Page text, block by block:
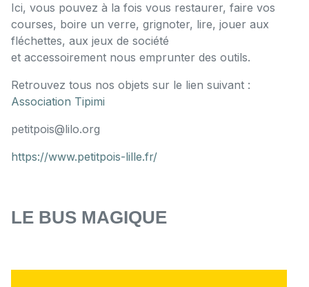
Ici, vous pouvez à la fois vous restaurer, faire vos
courses, boire un verre, grignoter, lire, jouer aux
fléchettes, aux jeux de société
et accessoirement nous emprunter des outils.
Retrouvez tous nos objets sur le lien suivant :
Association Tipimi
petitpois@lilo.org
https://www.petitpois-lille.fr/
LE BUS MAGIQUE